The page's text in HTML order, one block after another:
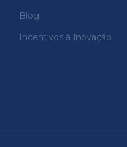
Blog
Incentivos à Inovação